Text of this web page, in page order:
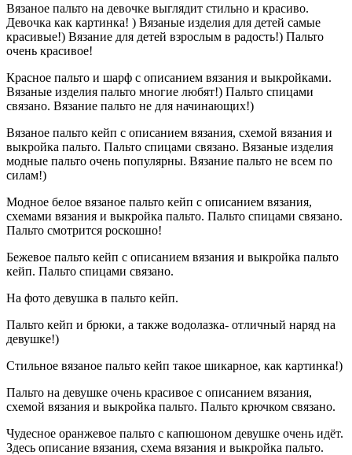
Вязаное пальто на девочке выглядит стильно и красиво.
Девочка как картинка! ) Вязаные изделия для детей самые
красивые!) Вязание для детей взрослым в радость!) Пальто
очень красивое!
Красное пальто и шарф с описанием вязания и выкройками.
Вязаные изделия пальто многие любят!) Пальто спицами
связано. Вязание пальто не для начинающих!)
Вязаное пальто кейп с описанием вязания, схемой вязания и
выкройка пальто. Пальто спицами связано. Вязаные изделия
модные пальто очень популярны. Вязание пальто не всем по
силам!)
Модное белое вязаное пальто кейп с описанием вязания,
схемами вязания и выкройка пальто. Пальто спицами связано.
Пальто смотрится роскошно!
Бежевое пальто кейп с описанием вязания и выкройка пальто
кейп. Пальто спицами связано.
На фото девушка в пальто кейп.
Пальто кейп и брюки, а также водолазка- отличный наряд на
девушке!)
Стильное вязаное пальто кейп такое шикарное, как картинка!)
Пальто на девушке очень красивое с описанием вязания,
схемой вязания и выкройка пальто. Пальто крючком связано.
Чудесное оранжевое пальто с капюшоном девушке очень идёт.
Здесь описание вязания, схема вязания и выкройка пальто.